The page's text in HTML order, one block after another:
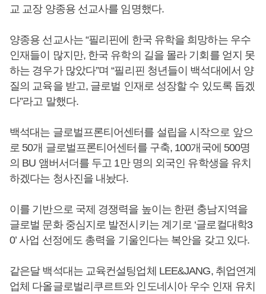
교 교장 양종용 선교사를 임명했다.
양종용 선교사는 “필리핀에 한국 유학을 희망하는 우수
인재들이 많지만, 한국 유학의 길을 몰라 기회를 얻지 못
하는 경우가 많았다”며 “필리핀 청년들이 백석대에서 양
질의 교육을 받고, 글로벌 인재로 성장할 수 있도록 돕겠
다”라고 말했다.
백석대는 글로벌프론티어센터를 설립을 시작으로 앞으
로 50개 글로벌프론티어센터를 구축, 100개국에 500명
의 BU 앰버서더를 두고 1만 명의 외국인 유학생을 유치
하겠다는 청사진을 내놨다.
이를 기반으로 국제 경쟁력을 높이는 한편 충남지역을
글로벌 문화 중심지로 발전시키는 계기로 ‘글로컬대학3
0’ 사업 선정에도 총력을 기울인다는 복안을 갖고 있다.
같은달 백석대는 교육컨설팅업체 LEE&JANG, 취업연계
업체 다올글로벌리쿠르트와 인도네시아 우수 인재 유치